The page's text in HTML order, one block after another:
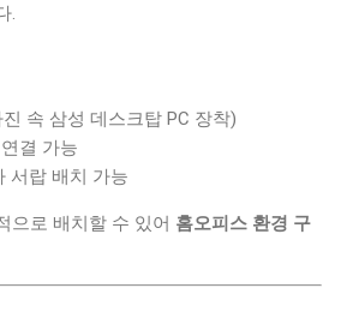
.
속 삼성 데스크탑 PC 장착)
결 가능
서랍 배치 가능
으로 배치할 수 있어 홈오피스 환경 구